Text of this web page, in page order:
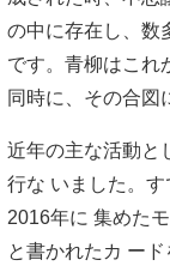
の中に存在し、数
です。青柳はこれ
同時に、その合図
近年の主な活動と
行な いました。
2016年に 集めた
と書かれたカ ー